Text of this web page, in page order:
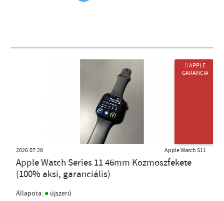
 APPLE
GARANCIA
2026.07.28 Apple Watch S11
Apple Watch Series 11 46mm Kozmoszfekete
(100% aksi, garanciális)
Állapota: ● újszerű